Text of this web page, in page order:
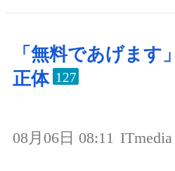
「無料であげます
正体 127
08月06日 08:11